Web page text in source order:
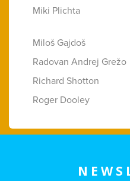
Miki Plichta
Miloš Gajdoš
Radovan Andrej Grežo
Richard Shotton
Roger Dooley